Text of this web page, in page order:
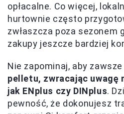
opłacalne. Co więcej,
hurtownie często
zwłaszcza poza sezonem
zakupy jeszcze bardziej
Nie zapominaj, aby zawsze
pelletu, zwracając
jak ENplus czy DINplus.
pewność, że dokonujesz